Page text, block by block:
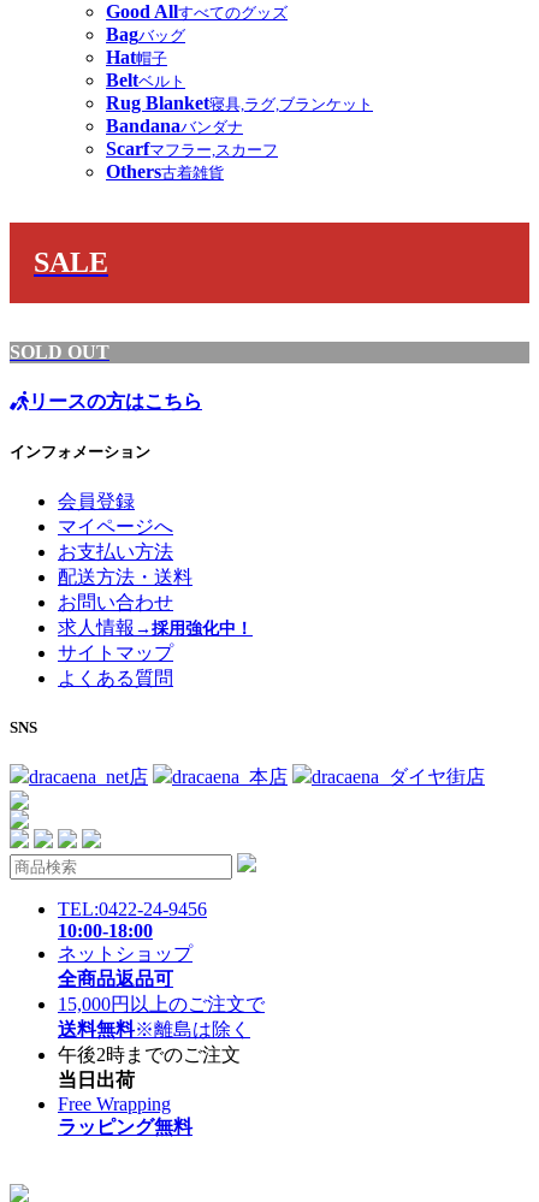
Good Allすべてのグッズ
Bagバッグ
Hat帽子
Beltベルト
Rug Blanket寝具,ラグ,ブランケット
Bandanaバンダナ
Scarfマフラー,スカーフ
Others古着雑貨
SALE
SOLD OUT
リースの方はこちら
インフォメーション
会員登録
マイページへ
お支払い方法
配送方法・送料
お問い合わせ
求人情報 →採用強化中！
サイトマップ
よくある質問
SNS
dracaena_net店 dracaena_本店 dracaena_ダイヤ街店
TEL:0422-24-9456
10:00-18:00
ネットショップ
全商品返品可
15,000円以上のご注文で
送料無料※離島は除く
午後2時までのご注文
当日出荷
Free Wrapping
ラッピング無料